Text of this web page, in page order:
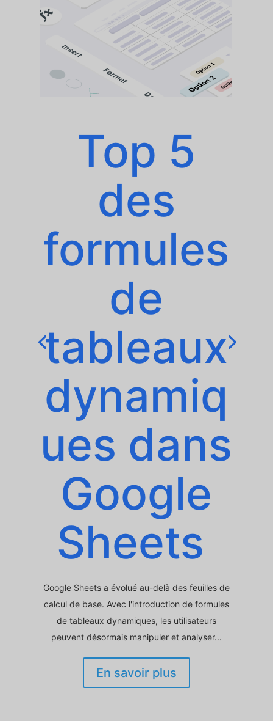
Top 5
des
formules
de
tableaux
dynamiq
ues dans
Google
Sheets
Google Sheets a évolué au-delà des feuilles de
calcul de base. Avec l'introduction de formules
de tableaux dynamiques, les utilisateurs
peuvent désormais manipuler et analyser...
En savoir plus